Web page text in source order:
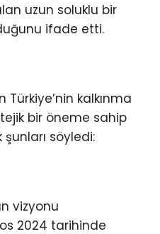
uzun soluklu bir
ifade etti.
kalkınma
bir öneme sahip
söyledi:
vizyonu
2024 tarihinde